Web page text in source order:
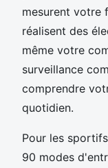
mesurent votre
réalisent des
même votre
surveillance
comprendre
quotidien.
Pour les
90 modes